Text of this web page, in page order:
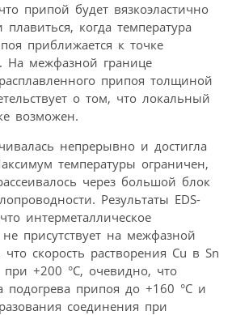
припой будет вязкоэластично
когда температура
приближается к точке
На межфазной границе
припоя толщиной
о том, что локальный
возможен.
непрерывно и достигла
температуры ограничен,
через большой блок
Результаты EDS-
интерметаллическое
не присутствует на межфазной
скорость растворения Cu в Sn
при +200 °С, очевидно, что
подогрева припоя до +160 °С и
соединения при